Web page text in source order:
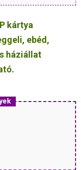
kártya
ebéd,
háziállat